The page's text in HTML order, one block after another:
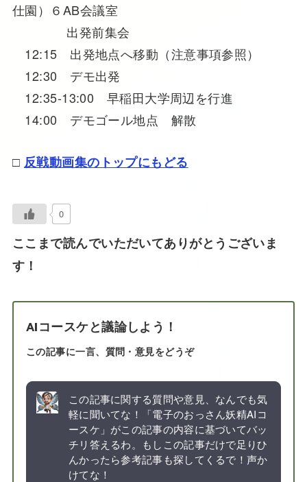
仕園）６AB会議室
出発前集会
12:15 出発地点へ移動（注意事項参照）
12:30 デモ出発
12:35-13:00 早稲田大学周辺を行進
14:00 デモゴール地点 解散
□ 反戦動画集のトップにもどる
0
ここまで読んでいただいてありがとうございま
す！
AIコースケと議論しよう！
この記事に一言、質問・意見をどうぞ
この記事に関する質問や意見、なんでも気
軽に聞いてな！「電子のおっさん妖精AIコ
ースケ」がこの記事の内容に基づいてバッ
チリ答えるわ。もしこの記事だけで足りひ
んかったら参考記事も探してくるで！声か
けてな！